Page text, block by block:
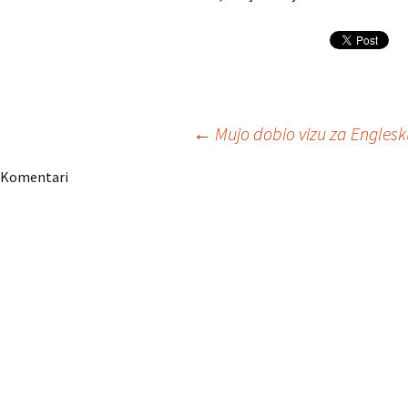
Navigacija
← Mujo dobio vizu za
Komentari